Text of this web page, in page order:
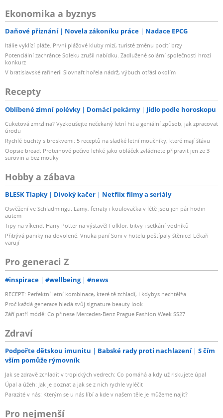
Ekonomika a byznys
Daňové přiznání Novela zákoníku práce Nadace EPCG
Itálie vyklízí pláže. První plážové kluby mizí, turisté změnu pocítí brzy
Potenciální zachránce Soleku zrušil nabídku. Zadlužené solární společnosti hrozí
konkurz
V bratislavské rafinerii Slovnaft hořela nádrž, výbuch otřásl okolím
Recepty
Oblíbené zimní polévky Domácí pekárny Jídlo podle horoskopu
Cuketová zmrzlina? Vyzkoušejte nečekaný letní hit a geniální způsob, jak zpracovat
úrodu
Rychlé buchty s broskvemi: 5 receptů na sladké letní moučníky, které mají šťávu
Oopsie bread: Proteinové pečivo lehké jako obláček zvládnete připravit jen ze 3
surovin a bez mouky
Hobby a zábava
BLESK Tlapky Divoký kačer Netflix filmy a seriály
Osvěžení ve Schladmingu: Lamy, ferraty i koulovačka v létě jsou jen pár hodin
autem
Tipy na víkend: Harry Potter na výstavě! Folklor, bitvy i setkání vodníků
Přibývá paniky na dovolené: Vnuka paní Soni v hotelu poštípaly štěnice! Lékaři
varují
Pro generaci Z
#inspirace #wellbeing #news
RECEPT: Perfektní letní kombinace, které tě zchladí, i kdybys nechtěl*a
Proč každá generace hledá svůj signature beauty look
Září patří módě: Co přinese Mercedes-Benz Prague Fashion Week SS27
Zdraví
Podpořte dětskou imunitu Babské rady proti nachlazení
S čím
vším pomůže rýmovník
Jak se zdravě zchladit v tropických vedrech: Co pomáhá a kdy už riskujete úpal
Úpal a úžeh: Jak je poznat a jak se z nich rychle vyléčit
Parazité v nás: Kterým se u nás líbí a kde v našem těle je můžeme najít?
Pro nejmenší